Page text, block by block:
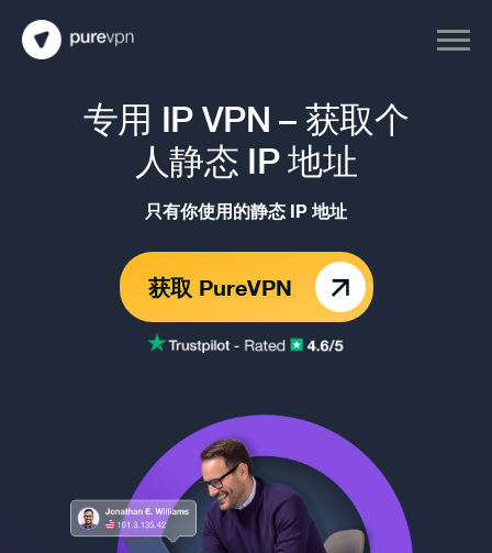
专用 IP VPN –获取个
人静态 IP 地址
只有你使用的静态 IP 地址
获取 PureVPN